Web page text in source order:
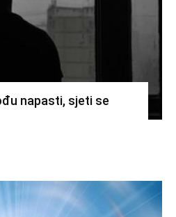
napasti, sjeti se